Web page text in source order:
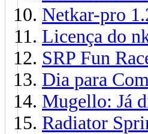
Netkar-pro
Licença do
SRP Fun
Dia para
Mugello: Já
Radiator